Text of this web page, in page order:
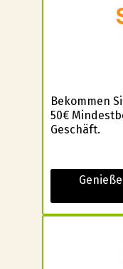
Bekommen
50€
Geschäft.